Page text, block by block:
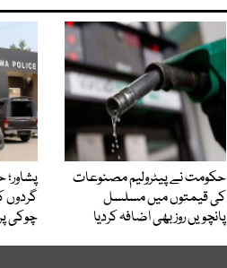
حکومت نے پیٹرولیم مصنوعات
کی قیمتوں میں مسلسل
پانچویں روز بھی اضافہ کردیا
گردوں
چوکی